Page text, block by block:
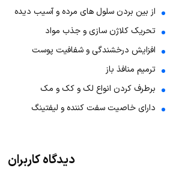
از بین بردن سلول های مرده و آسیب دیده
تحریک کلاژن سازی و جذب مواد
افزایش درخشندگی و شفافیت پوست
ترمیم منافذ باز
برطرف کردن انواع لک و کک و مک
دارای خاصیت سفت کننده و لیفتینگ
دیدگاه کاربران